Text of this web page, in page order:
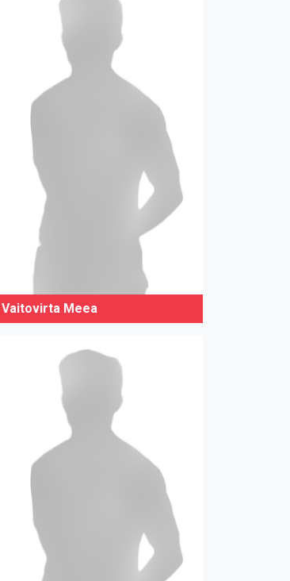
Vaitovirta Meea